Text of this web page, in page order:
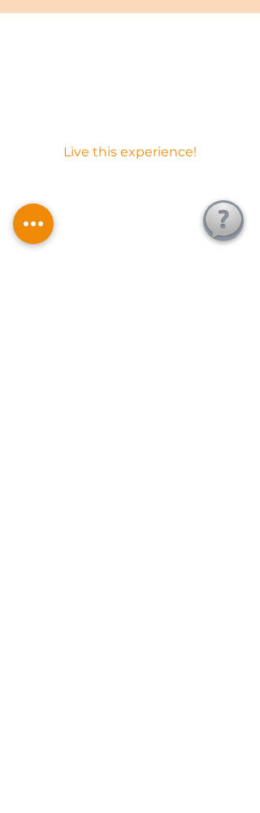
Live this experience!